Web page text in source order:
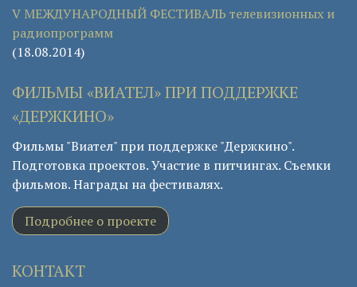
V МЕЖДУНАРОДНЫЙ ФЕСТИВАЛЬ телевизионных и
радиопрограмм
(18.08.2014)
ФИЛЬМЫ «ВИАТЕЛ» ПРИ ПОДДЕРЖКЕ
«ДЕРЖКИНО»
Фильмы "Виател" при поддержке "Держкино".
Подготовка проектов. Участие в питчингах. Съемки
фильмов. Награды на фестивалях.
Подробнее о проекте
КОНТАКТ